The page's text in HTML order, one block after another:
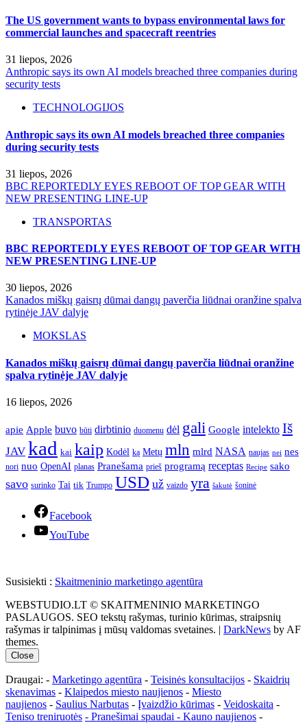
The US government wants to bypass environmental laws for
commercial launches and spacecraft reentries
31 liepos, 2026
Anthropic says its own AI models breached three companies during
security tests
TECHNOLOGIJOS
Anthropic says its own AI models breached three companies
during security tests
31 liepos, 2026
BBC REPORTEDLY EYES REBOOT OF TOP GEAR WITH
NEW PRESENTING LINE-UP
TRANSPORTAS
BBC REPORTEDLY EYES REBOOT OF TOP GEAR WITH
NEW PRESENTING LINE-UP
30 liepos, 2026
Kanados miškų gaisrų dūmai dangų paverčia liūdnai oranžine spalva
rytinėje JAV dalyje
MOKSLAS
Kanados miškų gaisrų dūmai dangų paverčia liūdnai oranžine
spalva rytinėje JAV dalyje
16 liepos, 2026
apie Apple buvo būti dirbtinio duomenų dėl gali Google intelekto Iš
JAV kad kai kaip Kodėl ką Metų mln mlrd NASA naujas nei nes
nori nuo OpenAI planas Pranešama prieš programą receptas Recipe sako
savo surinko Tai tik Trumpo USD už vaizdo yra šakutė šoninė
Facebook
YouTube
Susisiekti : Skaitmeninio marketingo agentūra
WEBSTUDIO.LT © SKAITMENINIO MARKETINGO
PASLAUGOS. SEO tekstų rašymas, turinio kūrimas, straipsnių
rašymas ir talpinimas į mūsų valdomas svetaines. | DarkNews by AF
themes.
Close
Draugai: - Marketingo agentūra - Teisinės konsultacijos - Skaidrių
skenavimas - Klaipedos miesto naujienos - Miesto
naujienos - Saulius Narbutas - Įvaizdžio kūrimas - Veidoskaita -
Teniso treniruotės - Pranešimai spaudai - Kauno naujienos -